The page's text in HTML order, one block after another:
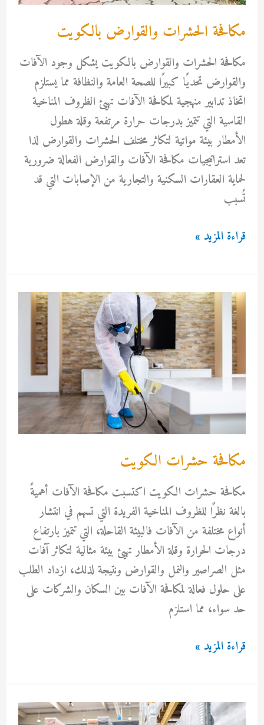
مكافحة الحشرات والقوارض بالكويت
مكافحة الحشرات والقوارض بالكويت يشكل وجود الآفات
والقوارض تحديًا كبيرًا للصحة العامة والنظافة مما يستلزم
اتخاذ تدابير منهجية لمكافحة الآفات تهيئ الظروف المناخية
القاسية التي تتميز بدرجات حرارة مرتفعة وقلة هطول
الأمطار بيئة مواتية لتكاثر مختلف الحشرات والقوارض لذا
تعد استراتيجيات مكافحة الآفات والقوارض الفعالة ضرورية
لحماية العقارات السكنية والتجارية من الإصابات التي قد
تُسبب
مكافحة
والقوارض
بالكويت
قراءة المزيد »
مكافحة حشرات الكويت
مكافحة حشرات الكويت اكتسبت مكافحة الآفات أهميةً
بالغة نظرًا للظروف المناخية الفريدة التي تسهم في انتشار
أنواع مختلفة من الآفات فالبيئة القاحلة، التي تتميز بارتفاع
درجات الحرارة وقلة الأمطار تهيئ بيئة مثالية لتكاثر آفات
مثل الصراصير والنمل والقوارض ونتيجة لذلك، ازداد الطلب
على حلول فعالة لمكافحة الآفات بين السكان والشركات على
حد سواء، مما استلزم
مكافحة
الكويت
قراءة المزيد »